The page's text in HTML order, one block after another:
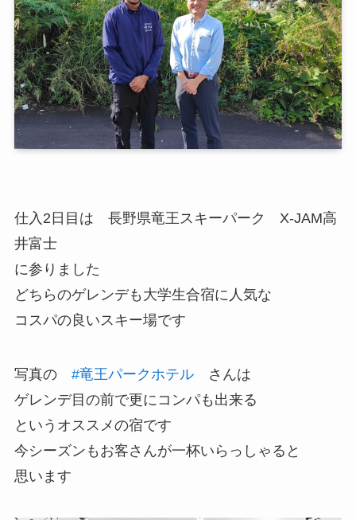
仕入2日目は 長野県竜王スキーパーク X-JAM高
井富士
に参りました
どちらのゲレンデも大学生合宿に人気な
コスパの良いスキー場です
写真の #竜王パークホテルさんは
ゲレンデ目の前で更にコンパも出来る
というオススメの宿です
今シーズンもお客さんが一杯いらっしゃると
思います